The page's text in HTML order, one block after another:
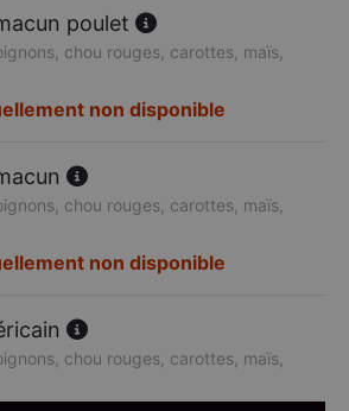
poulet
chou rouges, carottes, maïs,
non disponible
chou rouges, carottes, maïs,
non disponible
chou rouges, carottes, maïs,